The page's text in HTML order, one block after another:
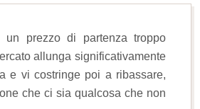
un prezzo di partenza troppo
allunga significativamente
e vi costringe poi a ribassare,
che ci sia qualcosa che non